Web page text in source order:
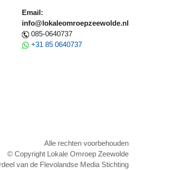
Email:
info@lokaleomroepzeewolde.nl
085-0640737
+31 85 0640737
Alle rechten voorbehouden
© Copyright Lokale Omroep Zeewolde
van de Flevolandse Media Stichting